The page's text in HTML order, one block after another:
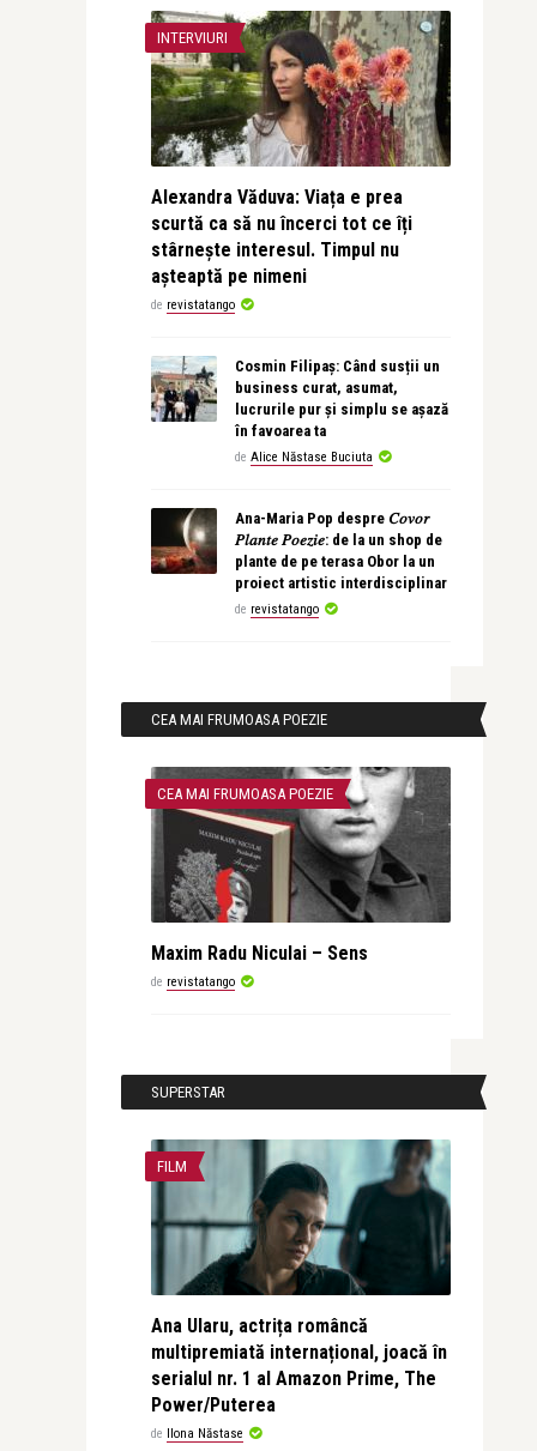
INTERVIURI
Alexandra Văduva: Viața e prea
scurtă ca să nu încerci tot ce îți
stârnește interesul. Timpul nu
așteaptă pe nimeni
de revistatango
Cosmin Filipaș: Când susții un
business curat, asumat,
lucrurile pur și simplu se așază
în favoarea ta
de Alice Năstase Buciuta
Ana-Maria Pop despre 𝐶𝑜𝑣𝑜𝑟
𝑃𝑙𝑎𝑛𝑡𝑒 𝑃𝑜𝑒𝑧𝑖𝑒: de la un shop de
plante de pe terasa Obor la un
proiect artistic interdisciplinar
de revistatango
CEA MAI FRUMOASA POEZIE
CEA MAI FRUMOASA POEZIE
Maxim Radu Niculai – Sens
de revistatango
SUPERSTAR
FILM
Ana Ularu, actrița româncă
multipremiată internațional, joacă în
serialul nr. 1 al Amazon Prime, The
Power/Puterea
de Ilona Năstase